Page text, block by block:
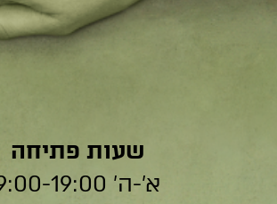
שעות פתיחה
א׳-ה׳ 9:00-19:00